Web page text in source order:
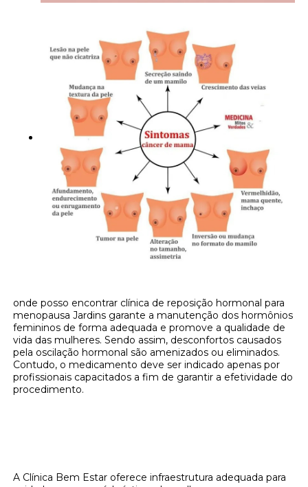
onde posso encontrar clínica de reposição hormonal para
menopausa Jardins garante a manutenção dos hormônios
femininos de forma adequada e promove a qualidade de
vida das mulheres. Sendo assim, desconfortos causados
pela oscilação hormonal são amenizados ou eliminados.
Contudo, o medicamento deve ser indicado apenas por
profissionais capacitados a fim de garantir a efetividade do
procedimento.
A Clínica Bem Estar oferece infraestrutura adequada para